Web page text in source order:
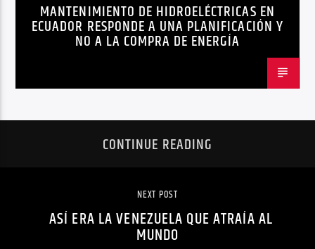
HIDROELÉCTRICAS
NOTICIAS
MANTENIMIENTO DE HIDROELÉCTRICAS EN
ECUADOR RESPONDE A UNA PLANIFICACIÓN Y
NO A LA COMPRA DE ENERGÍA
CONTINUE READING
NEXT POST
ASÍ ERA LA VENEZUELA QUE ATRAÍA AL
MUNDO